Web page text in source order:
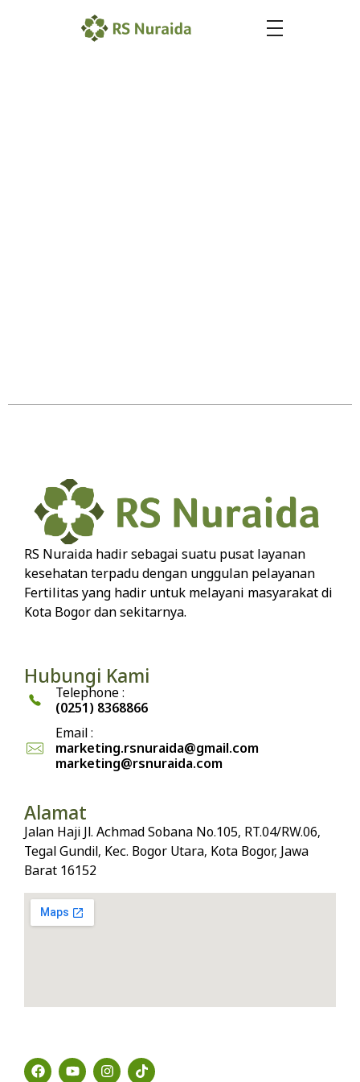
RS Nuraida hadir sebagai suatu pusat layanan
kesehatan terpadu dengan unggulan pelayanan
Fertilitas yang hadir untuk melayani masyarakat di
Kota Bogor dan sekitarnya.
Hubungi Kami
Telephone :
(0251) 8368866
Email :
marketing.rsnuraida@gmail.com
marketing@rsnuraida.com
Alamat
Jalan Haji Jl. Achmad Sobana No.105, RT.04/RW.06,
Tegal Gundil, Kec. Bogor Utara, Kota Bogor, Jawa
Barat 16152